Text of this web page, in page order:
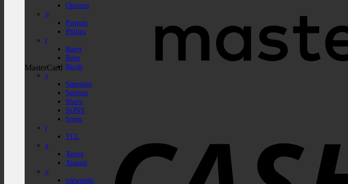
MasterCard
Optoma
p
Pantum
Philips
r
Razer
Renz
Ricoh
s
Samsung
Serioux
Sharp
SONY
Sopar
t
TCL
x
Xerox
Xiaomi
v
viewsonic